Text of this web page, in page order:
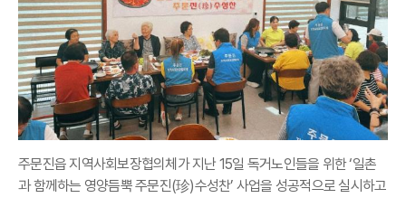
주문진읍 지역사회보장협의체가 지난 15일 독거노인들을 위한 ‘일촌
과 함께하는 영양듬뿍 주문진(珍)수성찬’ 사업을 성공적으로 실시하고